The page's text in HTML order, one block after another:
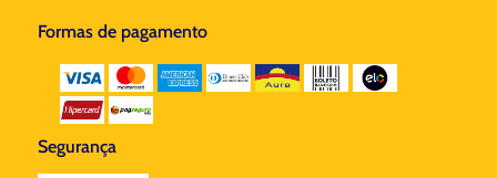
Formas de pagamento
Segurança